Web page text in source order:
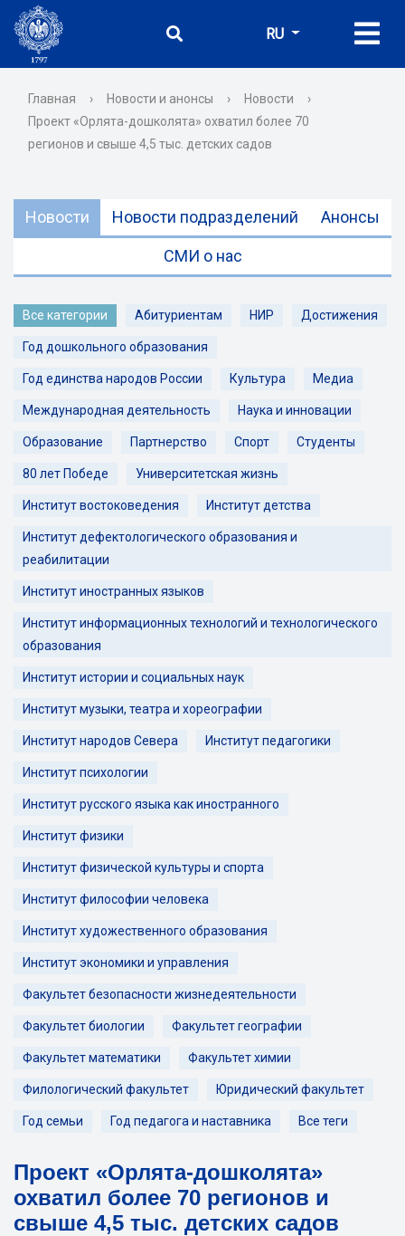
RU
Главная › Новости и анонсы › Новости
›
Проект «Орлята-дошколята» охватил более 70
регионов и свыше 4,5 тыс. детских садов
Новости Новости подразделений Анонсы
СМИ о нас
Все категории Абитуриентам НИР Достижения
Год дошкольного образования
Год единства народов России Культура Медиа
Международная деятельность Наука и инновации
Образование Партнерство Спорт Студенты
80 лет Победе Университетская жизнь
Институт востоковедения Институт детства
Институт дефектологического образования и
реабилитации
Институт иностранных языков
Институт информационных технологий и технологического
образования
Институт истории и социальных наук
Институт музыки, театра и хореографии
Институт народов Севера Институт педагогики
Институт психологии
Институт русского языка как иностранного
Институт физики
Институт физической культуры и спорта
Институт философии человека
Институт художественного образования
Институт экономики и управления
Факультет безопасности жизнедеятельности
Факультет биологии Факультет географии
Факультет математики Факультет химии
Филологический факультет Юридический факультет
Год семьи Год педагога и наставника Все теги
Проект «Орлята-дошколята»
охватил более 70 регионов и
свыше 4,5 тыс. детских садов